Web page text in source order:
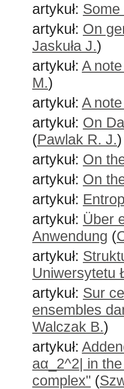
artykuł:
artykuł: On
Jaskuła J.)
artykuł: A
M.)
artykuł: A
artykuł: On
(Pawlak R. J.)
artykuł: On
artykuł: On
artykuł:
artykuł: Über
Anwendung (
artykuł:
Uniwersytetu
artykuł: Sur
ensembles
Walczak B.)
artykuł:
aα_2^2| in
complex" (